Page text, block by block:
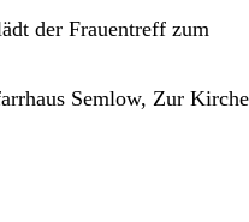
der Frauentreff zum
Semlow, Zur